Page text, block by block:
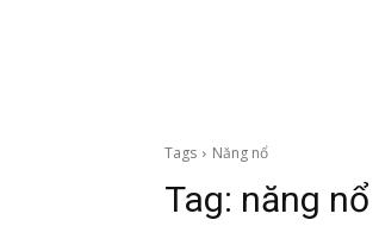
Tags Năng nổ
Tag: năng nổ